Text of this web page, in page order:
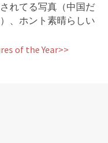
れてる写真（中国だ
、ホント素晴らしい
of the Year>>